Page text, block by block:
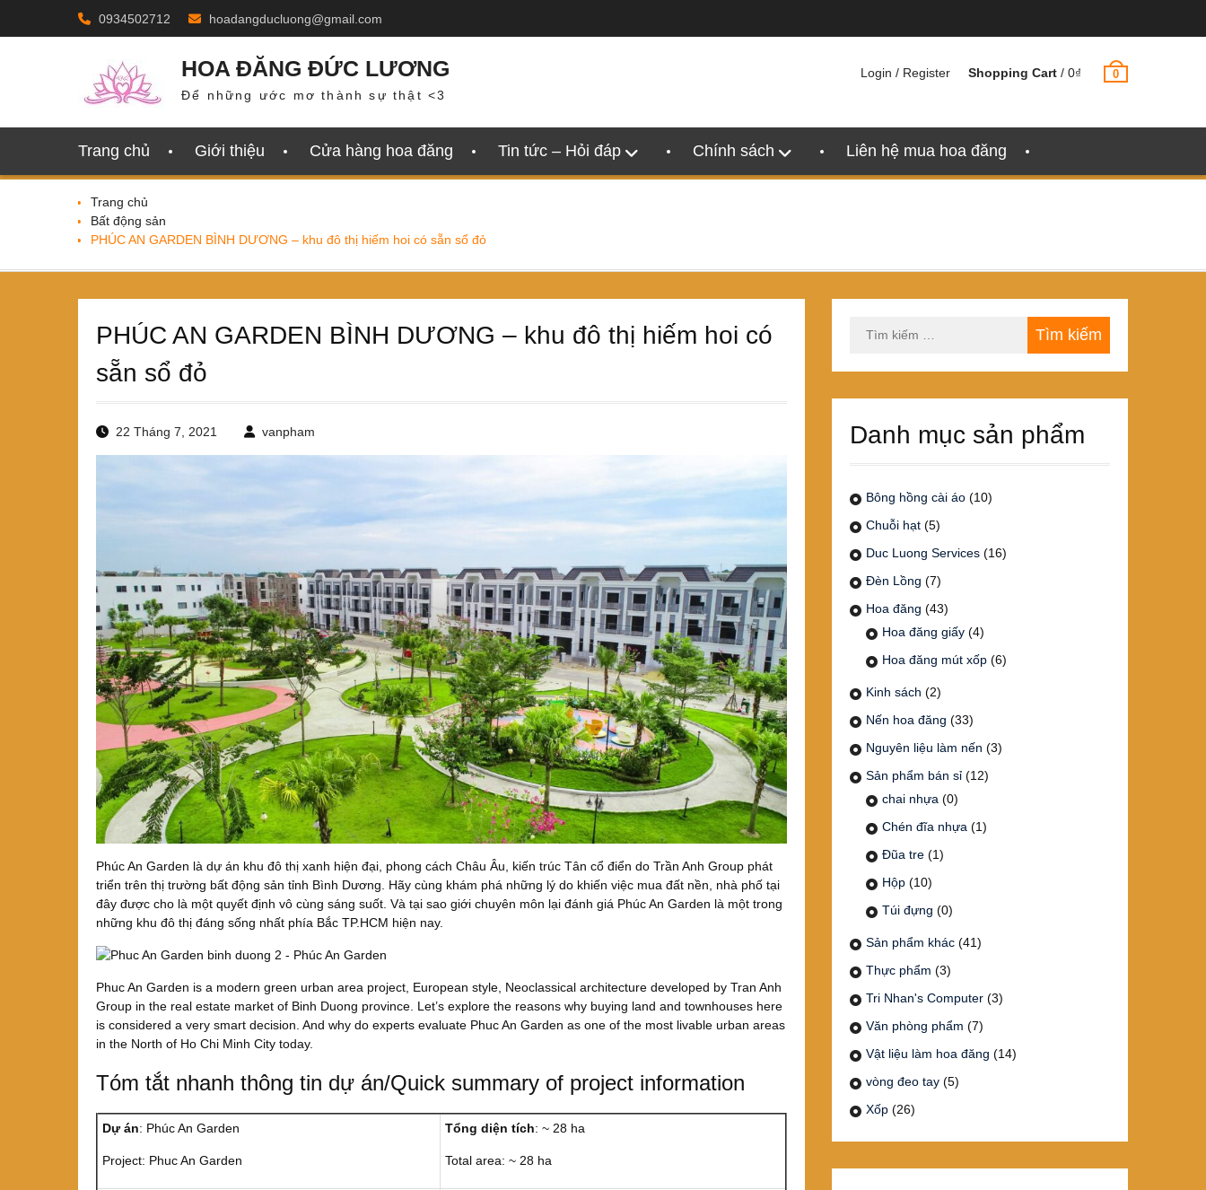
0934502712 hoadangducluong@gmail.com
HOA ĐĂNG ĐỨC LƯƠNG
Để những ước mơ thành sự thật <3
Login / Register Shopping Cart / 0₫ 0
Trang chủ Giới thiệu Cửa hàng hoa đăng Tin tức – Hỏi đáp Chính sách Liên hệ mua hoa đăng
Trang chủ
Bất động sản
PHÚC AN GARDEN BÌNH DƯƠNG – khu đô thị hiếm hoi có sẵn sổ đỏ
PHÚC AN GARDEN BÌNH DƯƠNG – khu đô thị hiếm hoi có
sẵn sổ đỏ
22 Tháng 7, 2021 vanpham
Phúc An Garden là dự án khu đô thị xanh hiện đại, phong cách Châu Âu, kiến trúc Tân cổ điển do Trần Anh Group phát
triển trên thị trường bất động sản tỉnh Bình Dương. Hãy cùng khám phá những lý do khiến việc mua đất nền, nhà phố tại
đây được cho là một quyết định vô cùng sáng suốt. Và tại sao giới chuyên môn lại đánh giá Phúc An Garden là một trong
những khu đô thị đáng sống nhất phía Bắc TP.HCM hiện nay.
Phuc An Garden is a modern green urban area project, European style, Neoclassical architecture developed by Tran Anh
Group in the real estate market of Binh Duong province. Let’s explore the reasons why buying land and townhouses here
is considered a very smart decision. And why do experts evaluate Phuc An Garden as one of the most livable urban areas
in the North of Ho Chi Minh City today.
Tóm tắt nhanh thông tin dự án/Quick summary of project information
Dự án: Phúc An Garden
Project: Phuc An Garden
Tổng diện tích: ~ 28 ha
Total area: ~ 28 ha
kiếm
Danh mục sản phẩm
Bông hồng cài áo (10)
Chuỗi hạt (5)
Duc Luong Services (16)
Đèn Lồng (7)
Hoa đăng (43)
Hoa đăng giấy (4)
Hoa đăng mút xốp (6)
Kinh sách (2)
Nến hoa đăng (33)
Nguyên liệu làm nến (3)
Sản phẩm bán sỉ (12)
chai nhựa (0)
Chén đĩa nhựa (1)
Đũa tre (1)
Hộp (10)
Túi đựng (0)
Sản phẩm khác (41)
Thực phẩm (3)
Tri Nhan's Computer (3)
Văn phòng phẩm (7)
Vật liệu làm hoa đăng (14)
vòng đeo tay (5)
Xốp (26)